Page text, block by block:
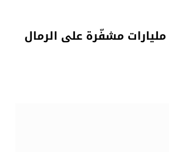
مشفّرة على الرمال